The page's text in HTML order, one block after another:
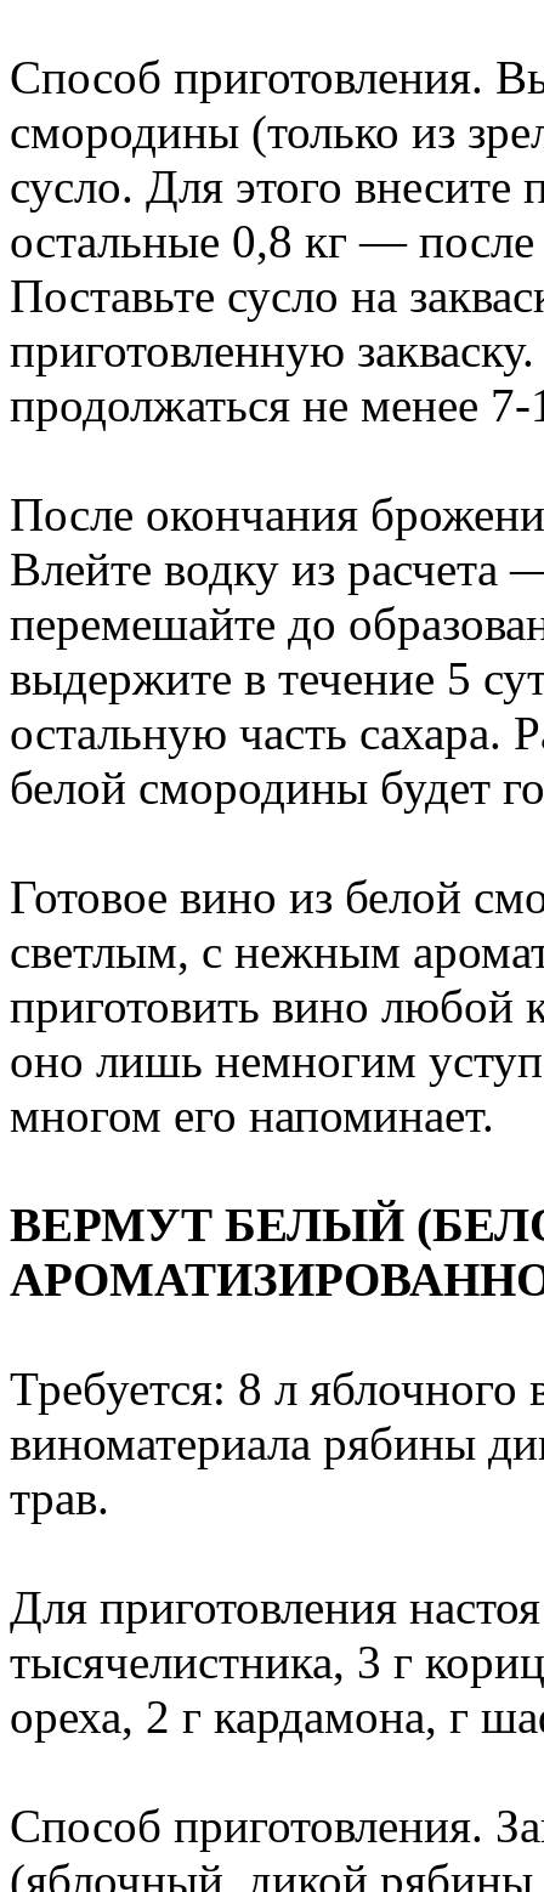
Способ приготовления.
смородины (только из
сусло. Для этого внесите
остальные 0,8 кг —
Поставьте сусло на
приготовленную
продолжаться не менее
После окончания
Влейте водку из расчета
перемешайте до
выдержите в течение 5
остальную часть сахара.
белой смородины будет
Готовое вино из белой
светлым, с нежным
приготовить вино любой
оно лишь немногим
многом его напоминает.
ВЕРМУТ БЕЛЫЙ
Требуется: 8 л яблочного
виноматериала рябины
трав.
Для приготовления
тысячелистника, 3 г
ореха, 2 г кардамона, г
Способ приготовления.
(яблочный, дикой